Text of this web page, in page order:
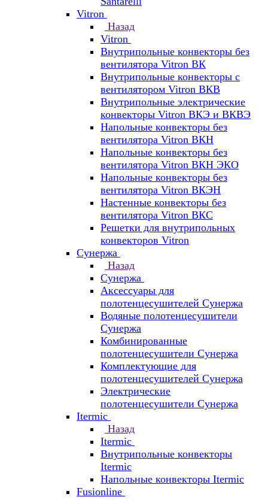
Vitron
Назад
Vitron
Внутрипольные конвекторы без
вентилятора Vitron ВК
Внутрипольные конвекторы с
вентилятором Vitron ВКВ
Внутрипольные электрические
конвекторы Vitron ВКЭ и ВКВЭ
Напольные конвекторы без
вентилятора Vitron ВКН
Напольные конвекторы без
вентилятора Vitron ВКН ЭКО
Напольные конвекторы без
вентилятора Vitron ВКЭН
Настенные конвекторы без
вентилятора Vitron ВКС
Решетки для внутрипольных
конвекторов Vitron
Сунержа
Назад
Сунержа
Аксессуары для
полотенцесушителей Сунержа
Водяные полотенцесушители
Сунержа
Комбинированные
полотенцесушители Сунержа
Комплектующие для
полотенцесушителей Сунержа
Электрические
полотенцесушители Сунержа
Itermic
Назад
Itermic
Внутрипольные конвекторы
Itermic
Напольные конвекторы Itermic
Fusionline